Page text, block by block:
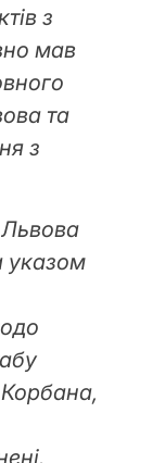
з
мав
та
з
указом